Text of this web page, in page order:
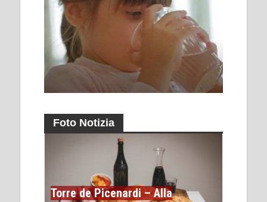
Foto Notizia
Torre de Picenardi – Alla